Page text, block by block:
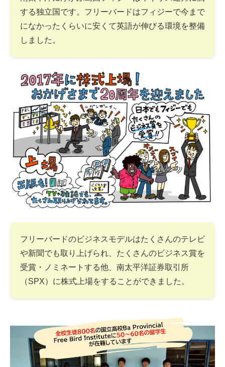
する独立国です。フリーバードはフィジーで今まで
になかったくらいに安くて英語が伸びる環境を整備
しました。
フリーバードのビジネスモデルはたくさんのテレビ
や新聞でも取り上げられ、たくさんのビジネス賞を
受賞・ノミネートする他、南太平洋証券取引所
（SPX）に株式上場をすることができました。